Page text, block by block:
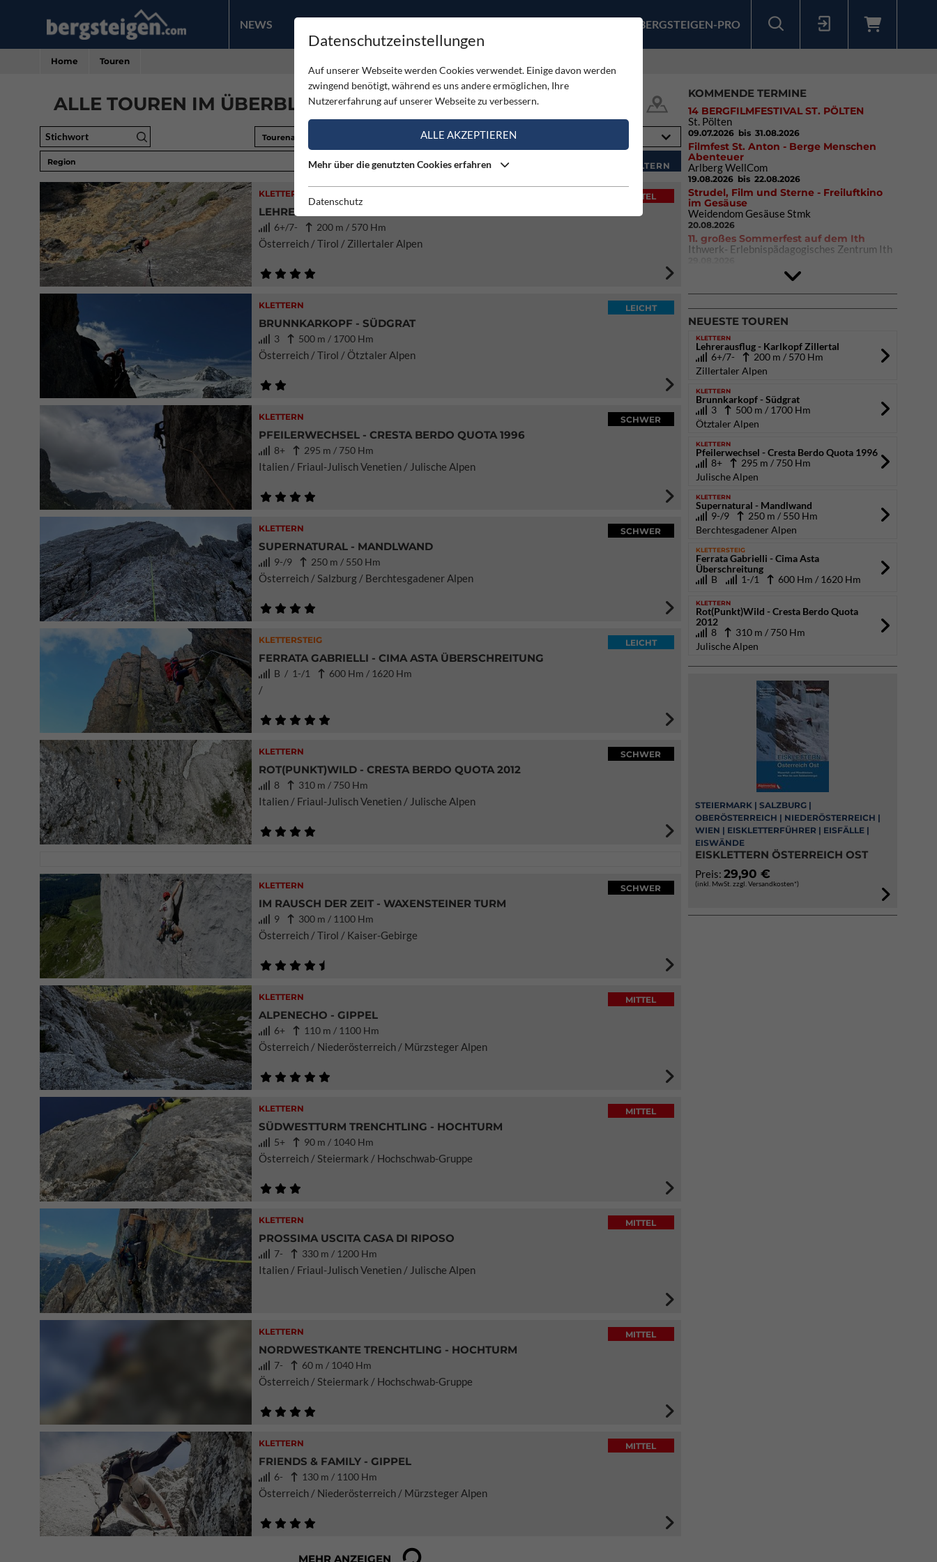
NEWS PRODUKTE BERGSTEIGEN-PRO
Home Touren
ALLE TOUREN IM ÜBERBLICK (5973)
Stichwort Tourenart Schwierigkeit
Region Gebirge
KLETTERN MITTEL
LEHRERAUSFLUG - KARLKOPF ZILLERTAL
6+/7- 200 m / 570 Hm
Österreich / Tirol / Zillertaler Alpen
KLETTERN LEICHT
BRUNNKARKOPF - SÜDGRAT
3 500 m / 1700 Hm
Österreich / Tirol / Ötztaler Alpen
KLETTERN SCHWER
PFEILERWECHSEL - CRESTA BERDO QUOTA 1996
8+ 295 m / 750 Hm
Italien / Friaul-Julisch Venetien / Julische Alpen
KLETTERN SCHWER
SUPERNATURAL - MANDLWAND
9-/9 250 m / 550 Hm
Österreich / Salzburg / Berchtesgadener Alpen
KLETTERSTEIG LEICHT
FERRATA GABRIELLI - CIMA ASTA ÜBERSCHREITUNG
B / 1-/1 600 Hm / 1620 Hm
/
KLETTERN SCHWER
ROT(PUNKT)WILD - CRESTA BERDO QUOTA 2012
8 310 m / 750 Hm
Italien / Friaul-Julisch Venetien / Julische Alpen
KLETTERN SCHWER
IM RAUSCH DER ZEIT - WAXENSTEINER TURM
9 300 m / 1100 Hm
Österreich / Tirol / Kaiser-Gebirge
KLETTERN MITTEL
ALPENECHO - GIPPEL
6+ 110 m / 1100 Hm
Österreich / Niederösterreich / Mürzsteger Alpen
KLETTERN MITTEL
SÜDWESTTURM TRENCHTLING - HOCHTURM
5+ 90 m / 1040 Hm
Österreich / Steiermark / Hochschwab-Gruppe
KLETTERN MITTEL
PROSSIMA USCITA CASA DI RIPOSO
7- 330 m / 1200 Hm
Italien / Friaul-Julisch Venetien / Julische Alpen
KLETTERN MITTEL
NORDWESTKANTE TRENCHTLING - HOCHTURM
7- 60 m / 1040 Hm
Österreich / Steiermark / Hochschwab-Gruppe
KLETTERN MITTEL
FRIENDS & FAMILY - GIPPEL
6- 130 m / 1100 Hm
Österreich / Niederösterreich / Mürzsteger Alpen
MEHR ANZEIGEN
KOMMENDE TERMINE
14 BERGFILMFESTIVAL ST. PÖLTEN
St. Pölten
09.07.2026 bis 31.08.2026
Filmfest St. Anton - Berge Menschen
Abenteuer
Arlberg WellCom
19.08.2026 bis 22.08.2026
Strudel, Film und Sterne - Freiluftkino
im Gesäuse
Weidendom Gesäuse Stmk
20.08.2026
11. großes Sommerfest auf dem Ith
Ithwerk- Erlebnispädagogisches Zentrum Ith
02.10.2026bis 04.10.2026
NEUESTE TOUREN
KLETTERN
Lehrerausflug - Karlkopf Zillertal
6+/7-
200 m / 570 Hm
Zillertaler Alpen
KLETTERN
Brunnkarkopf - Südgrat
3
500 m / 1700 Hm
Ötztaler Alpen
KLETTERN
Pfeilerwechsel - Cresta Berdo Quota 1996
8+
295 m / 750 Hm
Julische Alpen
KLETTERN
Supernatural - Mandlwand
9-/9
250 m / 550 Hm
Berchtesgadener Alpen
KLETTERSTEIG
Ferrata Gabrielli - Cima Asta
Überschreitung
B
1-/1 600 Hm / 1620 Hm
KLETTERN
Rot(Punkt)Wild - Cresta Berdo Quota
2012
8
310 m / 750 Hm
Julische Alpen
STEIERMARK | SALZBURG |
OBERÖSTERREICH | NIEDERÖSTERREICH |
WIEN | EISKLETTERFÜHRER | EISFÄLLE |
EISWÄNDE
EISKLETTERN ÖSTERREICH OST
Preis: 29,90 €
(inkl. MwSt. zzgl. Versandkosten*)
Datenschutzeinstellungen
Auf unserer Webseite werden Cookies verwendet. Einige davon werden
zwingend benötigt, während es uns andere ermöglichen, Ihre
Nutzererfahrung auf unserer Webseite zu verbessern.
ALLE AKZEPTIEREN
Mehr über die genutzten Cookies erfahren
Datenschutz